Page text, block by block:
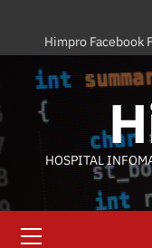
content
Himpro Facebook
HOSPITAL
Menu